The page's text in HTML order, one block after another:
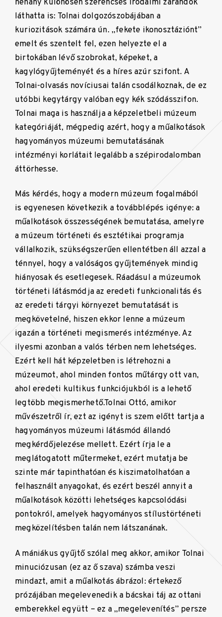
néhány különösen szerencsés irodalmi zarándok
láthatta is: Tolnai dolgozószobájában a
kuriozitások számára ún. „fekete ikonosztáziónt”
emelt és szentelt fel, ezen helyezte el a
birtokában lévő szobrokat, képeket, a
kagylógyűjteményét és a híres azúr szifont. A
Tolnai-olvasás novíciusai talán csodálkoznak, de ez
utóbbi kegytárgy valóban egy kék szódásszifon.
Tolnai maga is használja a képzeletbeli múzeum
kategóriáját, mégpedig azért, hogy a műalkotások
hagyományos múzeumi bemutatásának
intézményi korlátait legalább a szépirodalomban
áttörhesse.
Más kérdés, hogy a modern múzeum fogalmából
is egyenesen következik a továbblépés igénye: a
műalkotások összességének bemutatása, amelyre
a múzeum történeti és esztétikai programja
vállalkozik, szükségszerűen ellentétben áll azzal a
ténnyel, hogy a valóságos gyűjtemények mindig
hiányosak és esetlegesek. Ráadásul a múzeumok
történeti látásmódja az eredeti funkcionalitás és
az eredeti tárgyi környezet bemutatását is
megkövetelné, hiszen ekkor lenne a múzeum
igazán a történeti megismerés intézménye. Az
ilyesmi azonban a valós térben nem lehetséges.
Ezért kell hát képzeletben is létrehozni a
múzeumot, ahol minden fontos műtárgy ott van,
ahol eredeti kultikus funkciójukból is a lehető
legtöbb megismerhető.Tolnai Ottó, amikor
művészetről ír, ezt az igényt is szem előtt tartja a
hagyományos múzeumi látásmód állandó
megkérdőjelezése mellett. Ezért írja le a
meglátogatott műtermeket, ezért mutatja be
szinte már tapinthatóan és kiszimatolhatóan a
felhasznált anyagokat, és ezért beszél annyit a
műalkotások közötti lehetséges kapcsolódási
pontokról, amelyek hagyományos stílustörténeti
megközelítésben talán nem látszanának.
A mániákus gyűjtő szólal meg akkor, amikor Tolnai
minuciózusan (ez az ő szava) számba veszi
mindazt, amit a műalkotás ábrázol: értekező
prózájában megelevenedik a bácskai táj az ottani
emberekkel együtt – ez a „megelevenítés” persze